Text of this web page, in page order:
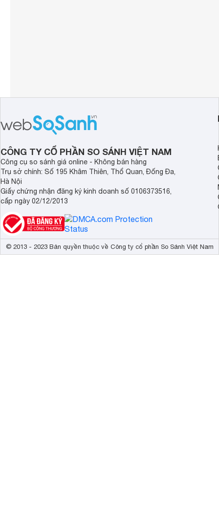
CÔNG TY CỔ PHẦN SO SÁNH VIỆT NAM
Công cụ so sánh giá online - Không bán hàng
Trụ sở chính: Số 195 Khâm Thiên, Thổ Quan, Đống Đa,
Hà Nội
Giấy chứng nhận đăng ký kinh doanh số 0106373516,
cấp ngày 02/12/2013
© 2013 - 2023 Bản quyền thuộc về Công ty cổ phần So Sánh Việt Nam